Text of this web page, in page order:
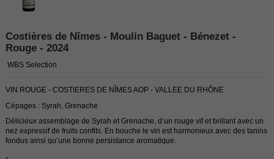
Costières de Nîmes - Moulin Baguet - Bénezet -
Rouge - 2024
WBS Selection
VIN ROUGE - COSTIERES DE NÎMES AOP - VALLEE DU RHÔNE
Cépages : Syrah, Grenache
Délicieux assemblage de Syrah et Grenache, d’un rouge vif et brillant avec un
nez expressif de fruits confits. En bouche le vin est harmonieux avec des tanins
fondus ainsi qu’une bonne persistance aromatique.